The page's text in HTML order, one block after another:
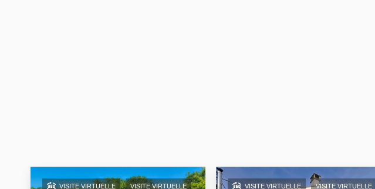
VISITE VIRTUELLE VISITE VIRTUELLE VISITE VIRTUELLE VISITE VIRTUELLE